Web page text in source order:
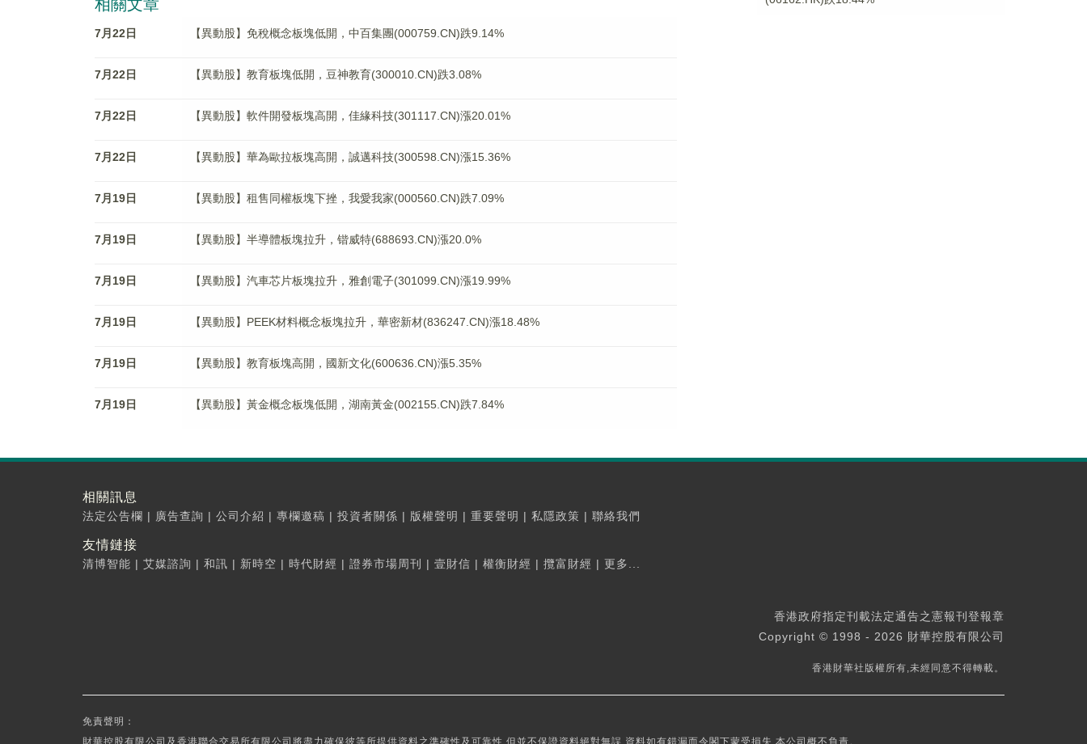
相關文章
7月22日 【異動股】免稅概念板塊低開，中百集團(000759.CN)跌9.14%
7月22日 【異動股】教育板塊低開，豆神教育(300010.CN)跌3.08%
7月22日 【異動股】軟件開發板塊高開，佳緣科技(301117.CN)漲20.01%
7月22日 【異動股】華為歐拉板塊高開，誠邁科技(300598.CN)漲15.36%
7月19日 【異動股】租售同權板塊下挫，我愛我家(000560.CN)跌7.09%
7月19日 【異動股】半導體板塊拉升，锴威特(688693.CN)漲20.0%
7月19日 【異動股】汽車芯片板塊拉升，雅創電子(301099.CN)漲19.99%
7月19日 【異動股】PEEK材料概念板塊拉升，華密新材(836247.CN)漲18.48%
7月19日 【異動股】教育板塊高開，國新文化(600636.CN)漲5.35%
7月19日 【異動股】黃金概念板塊低開，湖南黃金(002155.CN)跌7.84%
相關訊息
法定公告欄 | 廣告查詢 | 公司介紹 | 專欄邀稿 | 投資者關係 | 版權聲明 | 重要聲明 | 私隱政策 | 聯絡我們
友情鏈接
清博智能 | 艾媒諮詢 | 和訊 | 新時空 | 時代財經 | 證券市場周刊 | 壹財信 | 權衡財經 | 攬富財經 | 更多...
香港政府指定刊載法定通告之憲報刊登報章
Copyright © 1998 - 2026 財華控股有限公司
香港財華社版權所有,未經同意不得轉載。
免責聲明：